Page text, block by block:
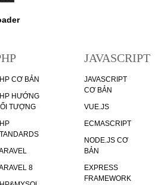
CƠ BẢN
HƯỚNG
TƯỢNG
8
JAVASCRIPT
JAVASCRIPT
CƠ BẢN
VUE.JS
ECMASCRIPT
NODE.JS CƠ
BẢN
EXPRESS
FRAMEWORK